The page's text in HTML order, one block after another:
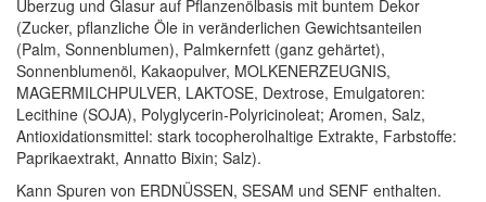
Überzug und Glasur auf Pflanzenölbasis mit buntem Dekor
(Zucker, pflanzliche Öle in veränderlichen Gewichtsanteilen
(Palm, Sonnenblumen), Palmkernfett (ganz gehärtet),
Sonnenblumenöl, Kakaopulver, MOLKENERZEUGNIS,
MAGERMILCHPULVER, LAKTOSE, Dextrose, Emulgatoren:
Lecithine (SOJA), Polyglycerin-Polyricinoleat; Aromen, Salz,
Antioxidationsmittel: stark tocopherolhaltige Extrakte, Farbstoffe:
Paprikaextrakt, Annatto Bixin; Salz).
Kann Spuren von ERDNÜSSEN, SESAM und SENF enthalten.